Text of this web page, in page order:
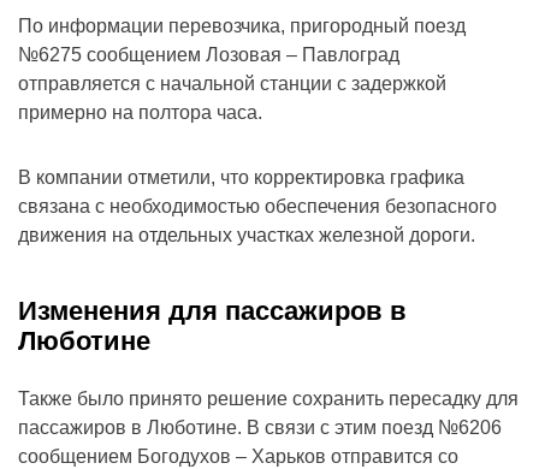
По информации перевозчика, пригородный поезд
№6275 сообщением Лозовая – Павлоград
отправляется с начальной станции с задержкой
примерно на полтора часа.
В компании отметили, что корректировка графика
связана с необходимостью обеспечения безопасного
движения на отдельных участках железной дороги.
Изменения для пассажиров в
Люботине
Также было принято решение сохранить пересадку для
пассажиров в Люботине. В связи с этим поезд №6206
сообщением Богодухов – Харьков отправится со